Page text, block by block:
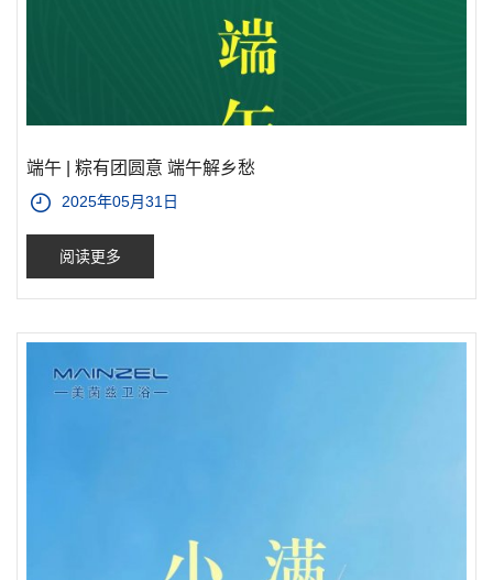
端午 | 粽有团圆意 端午解乡愁
2025年05月31日
阅读更多